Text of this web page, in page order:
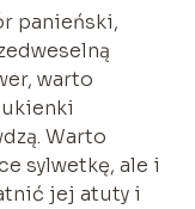
panieński,
warto
Warto
sylwetkę, ale i
jej atuty i